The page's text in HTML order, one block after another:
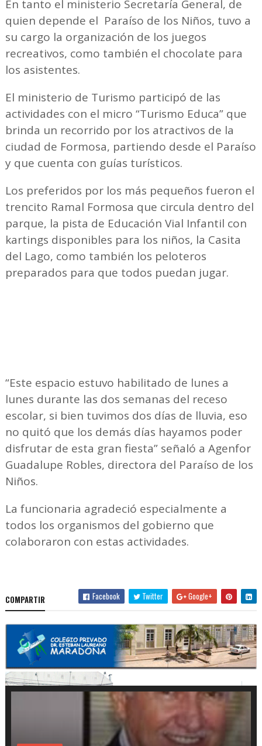
En tanto el ministerio Secretaría General, de
quien depende el Paraíso de los Niños, tuvo a
su cargo la organización de los juegos
recreativos, como también el chocolate para
los asistentes.
El ministerio de Turismo participó de las
actividades con el micro “Turismo Educa” que
brinda un recorrido por los atractivos de la
ciudad de Formosa, partiendo desde el Paraíso
y que cuenta con guías turísticos.
Los preferidos por los más pequeños fueron el
trencito Ramal Formosa que circula dentro del
parque, la pista de Educación Vial Infantil con
kartings disponibles para los niños, la Casita
del Lago, como también los peloteros
preparados para que todos puedan jugar.
“Este espacio estuvo habilitado de lunes a
lunes durante las dos semanas del receso
escolar, si bien tuvimos dos días de lluvia, eso
no quitó que los demás días hayamos poder
disfrutar de esta gran fiesta” señaló a Agenfor
Guadalupe Robles, directora del Paraíso de los
Niños.
La funcionaria agradeció especialmente a
todos los organismos del gobierno que
colaboraron con estas actividades.
COMPARTIR Facebook Twitter Google+